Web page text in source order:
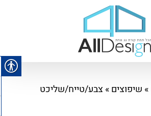
» שיפוצים» צבע/טייח/שליכט